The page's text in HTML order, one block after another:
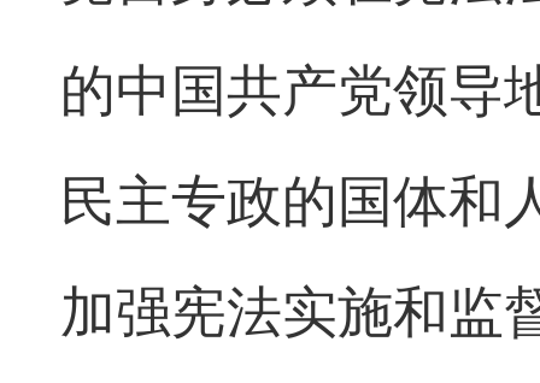
的中国共产党领导
民主专政的国体和
加强宪法实施和监